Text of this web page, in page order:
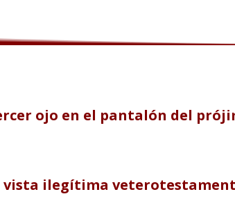
ojo en el pantalón del
vista ilegítima